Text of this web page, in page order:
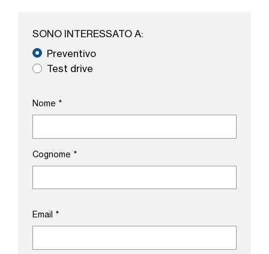
SONO INTERESSATO A:
Preventivo
Test drive
Nome *
Cognome *
Email *